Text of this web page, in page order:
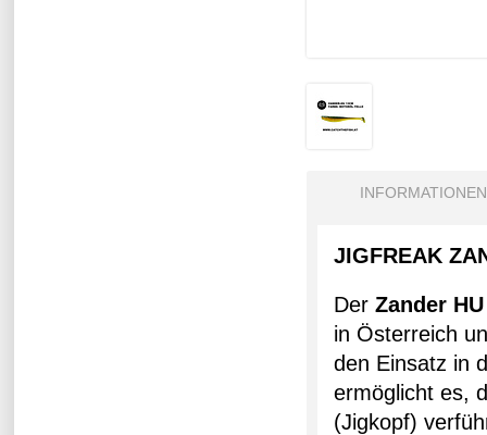
INFORMATIONEN
JIGFREAK
Der Zander HU
in Österreich
den Einsatz in
ermöglicht es,
(Jigkopf)